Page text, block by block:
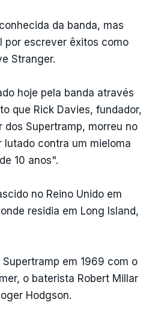
da banda, mas
por escrever êxitos como
Stranger.
hoje pela banda através
que Rick Davies, fundador,
Supertramp, morreu no
contra um mieloma
10 anos".
no Reino Unido em
residia em Long Island,
em 1969 com o
o baterista Robert Millar
Hodgson.